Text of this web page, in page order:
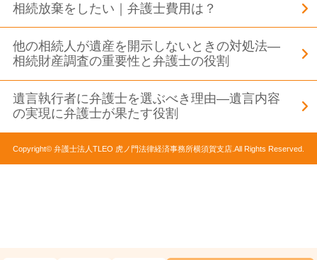
相続放棄をしたい｜弁護士費用は？
他の相続人が遺産を開示しないときの対処法―
相続財産調査の重要性と弁護士の役割
遺言執行者に弁護士を選ぶべき理由―遺言内容
の実現に弁護士が果たす役割
Copyright© 弁護士法人TLEO 虎ノ門法律経済事務所横須賀支店.All Rights Reserved.